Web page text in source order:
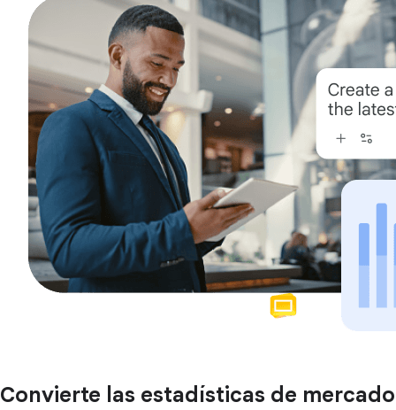
Convierte las estadísticas de mercado